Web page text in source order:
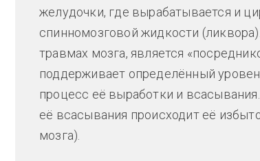
желудочки, где вырабатывается и
спинномозговой жидкости
травмах мозга, является
поддерживает определённый
процесс её выработки и
её всасывания происходит её
мозга).